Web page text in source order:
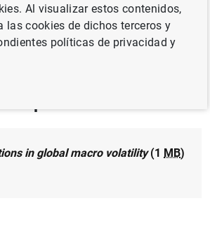
en:Journal of International
and Finance, Volume 120, Art
February 2022
in global macro volatility(1 MB)
Al visualizar estos contenidos,
las cookies de dichos terceros y
políticas de privacidad y